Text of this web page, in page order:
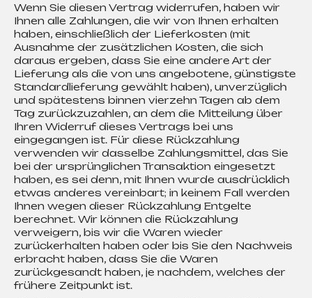
Wenn Sie diesen Vertrag widerrufen, haben wir
Ihnen alle Zahlungen, die wir von Ihnen erhalten
haben, einschließlich der Lieferkosten (mit
Ausnahme der zusätzlichen Kosten, die sich
daraus ergeben, dass Sie eine andere Art der
Lieferung als die von uns angebotene, günstigste
Standardlieferung gewählt haben), unverzüglich
und spätestens binnen vierzehn Tagen ab dem
Tag zurückzuzahlen, an dem die Mitteilung über
Ihren Widerruf dieses Vertrags bei uns
eingegangen ist. Für diese Rückzahlung
verwenden wir dasselbe Zahlungsmittel, das Sie
bei der ursprünglichen Transaktion eingesetzt
haben, es sei denn, mit Ihnen wurde ausdrücklich
etwas anderes vereinbart; in keinem Fall werden
Ihnen wegen dieser Rückzahlung Entgelte
berechnet. Wir können die Rückzahlung
verweigern, bis wir die Waren wieder
zurückerhalten haben oder bis Sie den Nachweis
erbracht haben, dass Sie die Waren
zurückgesandt haben, je nachdem, welches der
frühere Zeitpunkt ist.